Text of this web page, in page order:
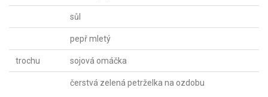
sůl
pepř mletý
trochu sojová omáčka
čerstvá zelená petrželka na ozdobu